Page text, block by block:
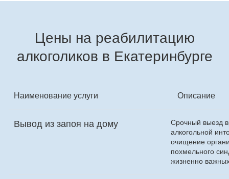
Цены на реабилитацию
алкоголиков в Екатеринбурге
Наименование услуги Описание
Вывод из запоя на дому
Срочный выезд
алкогольной
очищение
похмельного
жизненно